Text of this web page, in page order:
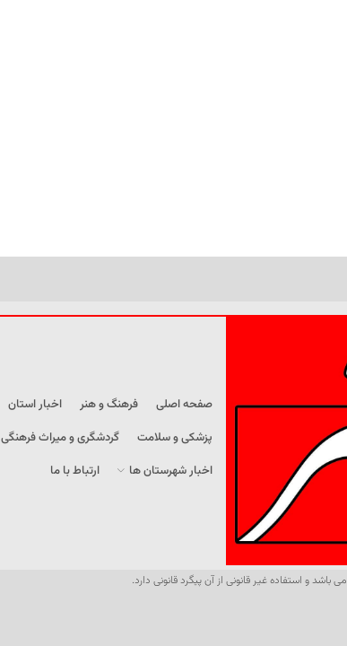
صفحه اصلی فرهنگ و هنر اخبار استان
پزشکی و سلامت
گردشگری و میراث فرهنگی
اخبار شهرستان ها
ارتباط با ما
می باشد و استفاده غیر قانونی از آن پیگرد قانونی دارد.